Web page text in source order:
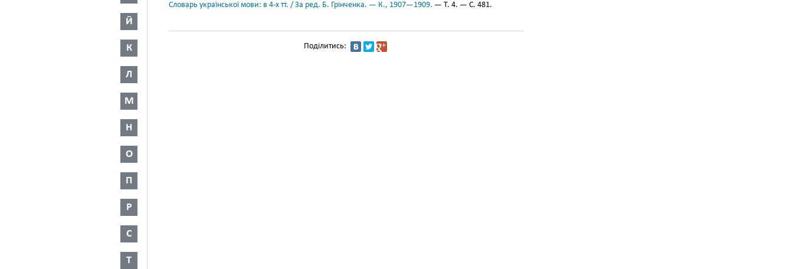
Й
К
Л
М
Н
О
П
Р
С
Т
Словарь української мови: в 4-х тт. / За ред. Б. Грінченка. — К., 1907—1909. — Т. 4. — С. 481.
Поділитись: